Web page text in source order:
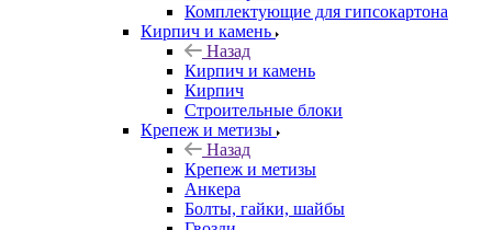
Комплектующие для гипсокартона
Кирпич и камень
Назад
Кирпич и камень
Кирпич
Строительные блоки
Крепеж и метизы
Назад
Крепеж и метизы
Анкера
Болты, гайки, шайбы